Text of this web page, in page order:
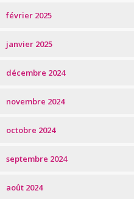
février 2025
janvier 2025
décembre 2024
novembre 2024
octobre 2024
septembre 2024
août 2024